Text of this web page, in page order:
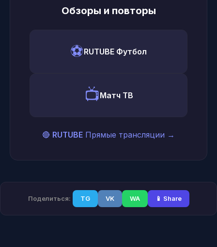
Обзоры и повторы
⚽RUTUBE Футбол
📺Матч ТВ
🔴 RUTUBE Прямые трансляции →
Поделиться: TG VK WA 📱 Share